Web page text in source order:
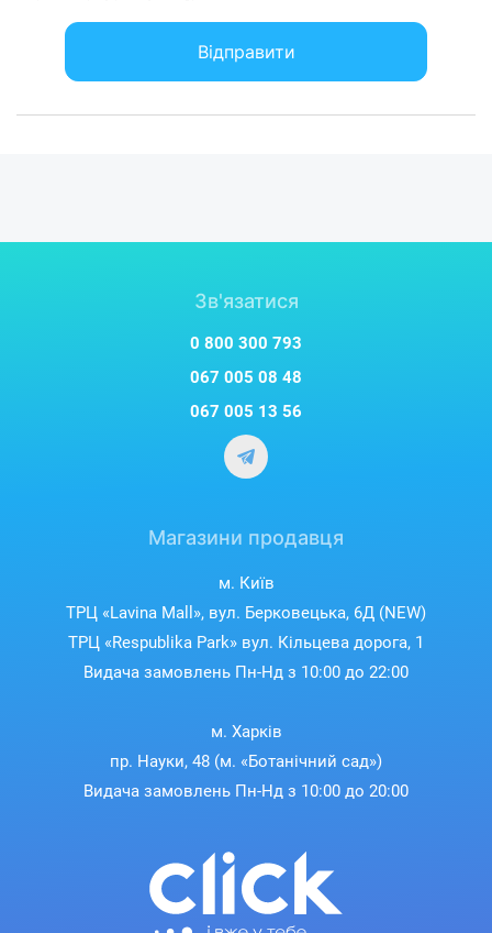
Відправити
Зв'язатися
0 800 300 793
067 005 08 48
067 005 13 56
Магазини продавця
м. Київ
ТРЦ «Lavina Mall», вул. Берковецька, 6Д (NEW)
ТРЦ «Respublika Park» вул. Кільцева дорога, 1
Видача замовлень Пн-Нд з 10:00 до 22:00
м. Харків
пр. Науки, 48 (м. «Ботанічний сад»)
Видача замовлень Пн-Нд з 10:00 до 20:00